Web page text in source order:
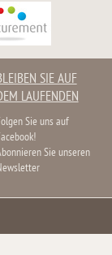
SIE AUF
LAUFENDEN
Sie uns auf
Sie unseren